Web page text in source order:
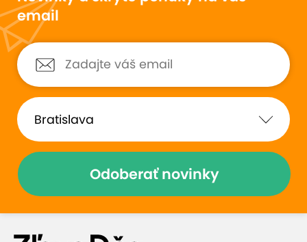
email
Odoberať novinky